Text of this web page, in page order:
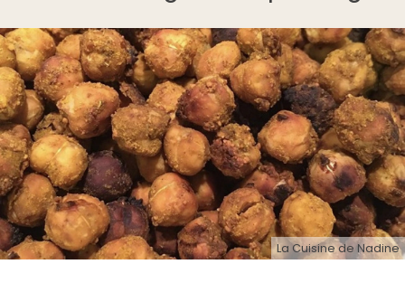
La Cuisine de Nadine